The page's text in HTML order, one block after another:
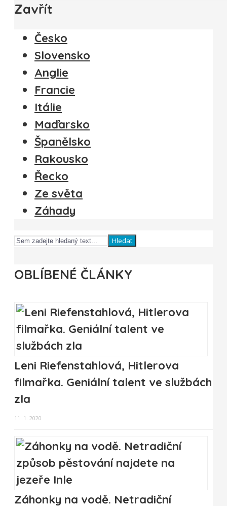
Zavřít
Česko
Slovensko
Anglie
Francie
Itálie
Maďarsko
Španělsko
Rakousko
Řecko
Ze světa
Záhady
Hledat
OBLÍBENÉ ČLÁNKY
Leni Riefenstahlová, Hitlerova
filmařka. Geniální talent ve službách
zla
11. 1. 2020
Záhonky na vodě. Netradiční